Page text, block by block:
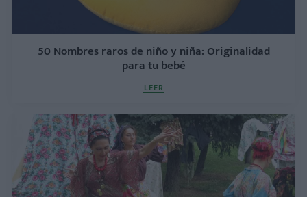
50 Nombres raros de niño y niña: Originalidad
para tu bebé
LEER